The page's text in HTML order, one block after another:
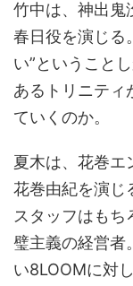
竹中は、神出鬼
春日役を演じる
い”ということ
あるトリニティ
ていくのか。
夏木は、花巻エ
花巻由紀を演じ
スタッフはもち
璧主義の経営者
い8LOOMに対